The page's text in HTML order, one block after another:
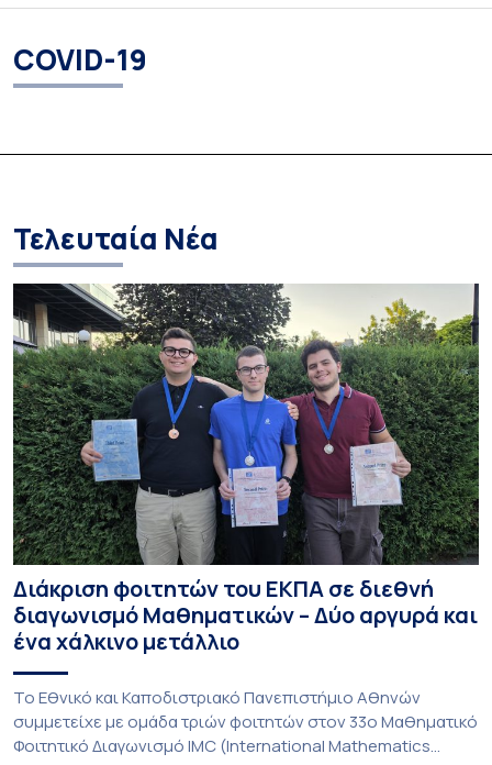
COVID-19
Τελευταία Νέα
Διάκριση φοιτητών του ΕΚΠΑ σε διεθνή
διαγωνισμό Μαθηματικών – Δύο αργυρά και
ένα χάλκινο μετάλλιο
To Εθνικό και Καποδιστριακό Πανεπιστήμιο Αθηνών
συμμετείχε με ομάδα τριών φοιτητών στον 33ο Μαθηματικό
Φοιτητικό Διαγωνισμό IMC (International Mathematics